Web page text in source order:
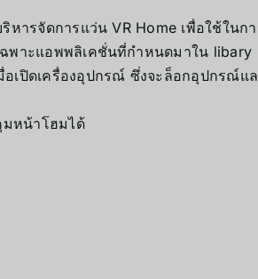
ารจัดการแว่น VR Home เพื่อใช้ในก
พาะแอพพลิเคชั่นที่กำหนดมาใน libary
เปิดเครื่องอุปกรณ์ ซึ่งจะล็อกอุปกรณ์แ
มหน้าโฮมได้